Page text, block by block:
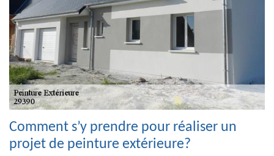
Comment s’y prendre pour réaliser un
projet de peinture extérieure?